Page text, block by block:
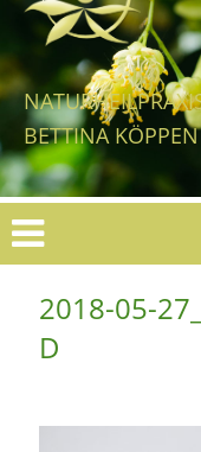
Zum
Inhalt
springen
BETTINA KÖPPEN
2018-05-
D